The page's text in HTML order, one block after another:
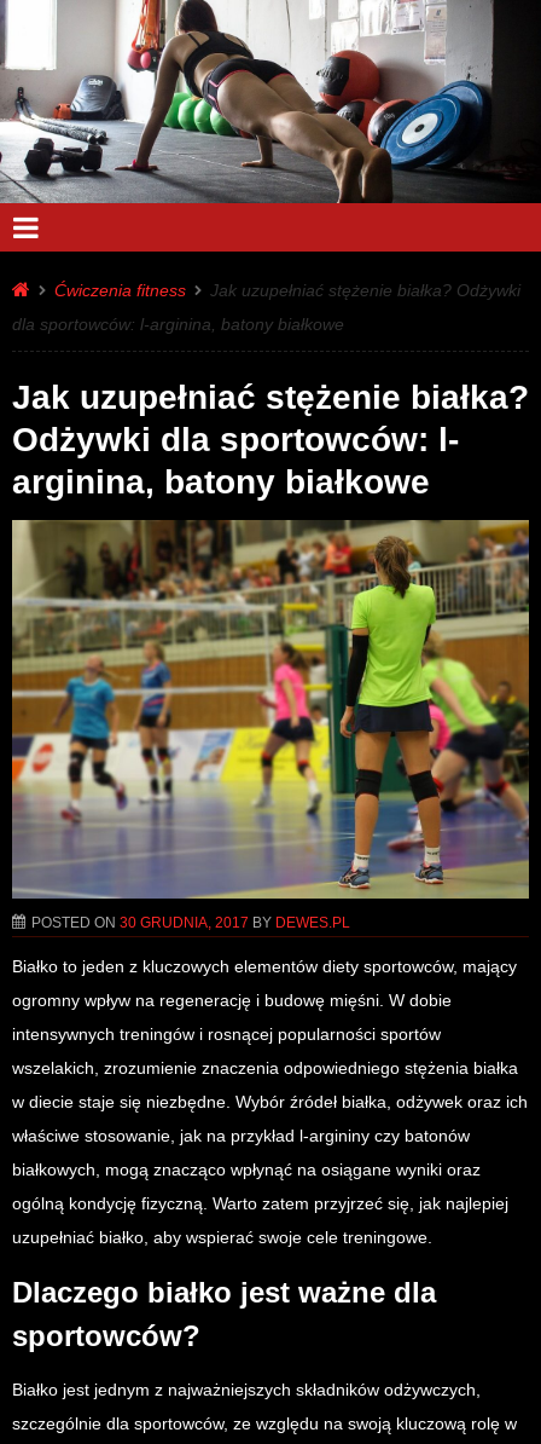
Ćwiczenia fitness
Jak uzupełniać stężenie białka? Odżywki
dla sportowców: l-arginina, batony białkowe
Jak uzupełniać stężenie białka?
Odżywki dla sportowców: l-
arginina, batony białkowe
POSTED ON 30 GRUDNIA, 2017 BY DEWES.PL
Białko to jeden z kluczowych elementów diety sportowców, mający
ogromny wpływ na regenerację i budowę mięśni. W dobie
intensywnych treningów i rosnącej popularności sportów
wszelakich, zrozumienie znaczenia odpowiedniego stężenia białka
w diecie staje się niezbędne. Wybór źródeł białka, odżywek oraz ich
właściwe stosowanie, jak na przykład l-argininy czy batonów
białkowych, mogą znacząco wpłynąć na osiągane wyniki oraz
ogólną kondycję fizyczną. Warto zatem przyjrzeć się, jak najlepiej
uzupełniać białko, aby wspierać swoje cele treningowe.
Dlaczego białko jest ważne dla
sportowców?
Białko jest jednym z najważniejszych składników odżywczych,
szczególnie dla sportowców, ze względu na swoją kluczową rolę w